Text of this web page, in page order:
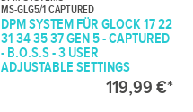
MS-GLG5/1 CAPTURED
DPM SYSTEM FÜR GLOCK 17 22
31 34 35 37 GEN 5 - CAPTURED
- B.O.S.S - 3 USER
ADJUSTABLE SETTINGS
119,99 €*